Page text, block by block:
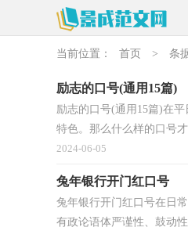
当前位置： 首页 > 条
励志的口号(通用15篇)
励志的口号(通用15篇)在
特色。那么什么样的口号
2024-06-05
兔年银行开门红口号
兔年银行开门红口号在日
有政论语体严谨性、鼓动